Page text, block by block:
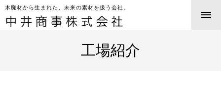
木廃材から生まれた、未来の素材を扱う会社。
工場紹介